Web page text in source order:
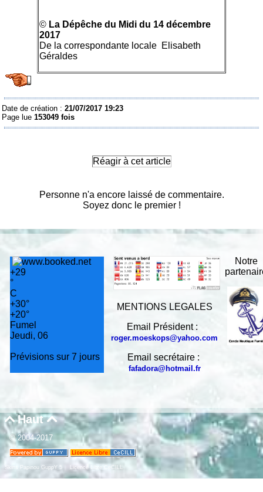
© La Dépêche du Midi du 14 décembre
2017
De la correspondante locale Elisabeth
Géraldes
Date de création :21/07/2017 19:23
Page lue153049 fois
Réagir à cet article
Personne n'a encore laissé de commentaire.
Soyez donc le premier !
+29
°
C
+30°
+20°
Fumel
Jeudi, 06
Prévisions sur 7 jours
MENTIONS LEGALES
Email Président :
roger.moeskops@yahoo.com
Email secrétaire :
fafadora@hotmail.fr
Notre
Haut
© 2004-2017
Skins Papinou GuppY 5 Licence Libre CeCILL